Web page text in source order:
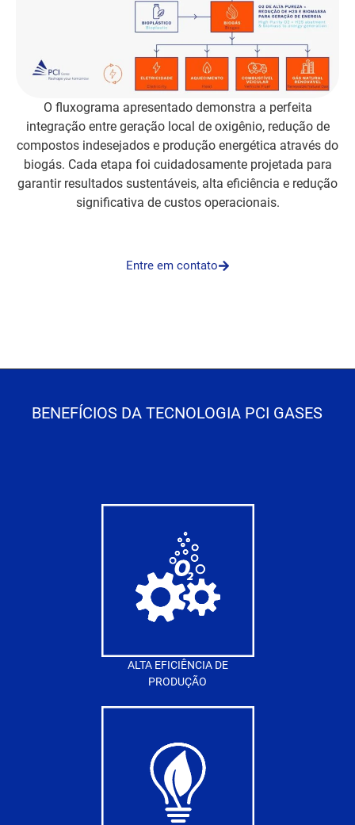
O fluxograma apresentado demonstra a perfeita
integração entre geração local de oxigênio, redução de
compostos indesejados e produção energética através do
biogás. Cada etapa foi cuidadosamente projetada para
garantir resultados sustentáveis, alta eficiência e redução
significativa de custos operacionais.
Entre em contato
BENEFÍCIOS DA TECNOLOGIA PCI GASES
ALTA EFICIÊNCIA DE
PRODUÇÃO